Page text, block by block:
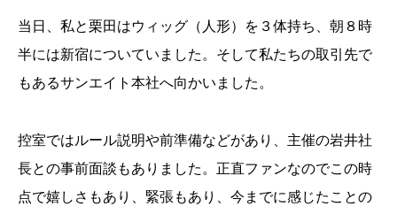
当日、私と栗田はウィッグ（人形）を３体持ち、朝８時
半には新宿についていました。そして私たちの取引先で
もあるサンエイト本社へ向かいました。
控室ではルール説明や前準備などがあり、主催の岩井社
長との事前面談もありました。正直ファンなのでこの時
点で嬉しさもあり、緊張もあり、今までに感じたことの